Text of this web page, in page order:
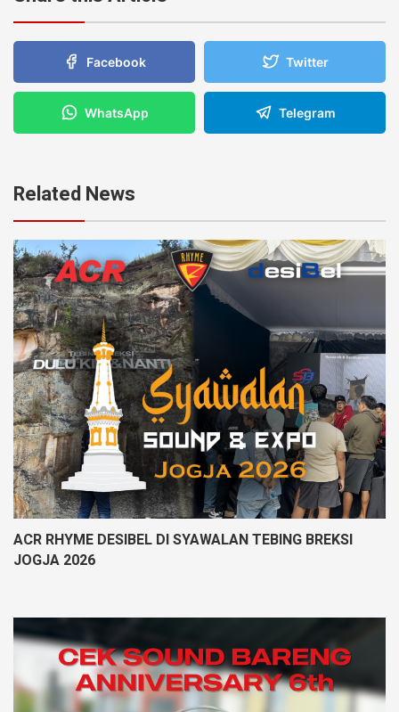
Facebook Twitter
WhatsApp Telegram
Related News
ACR RHYME DESIBEL DI SYAWALAN TEBING BREKSI
JOGJA 2026